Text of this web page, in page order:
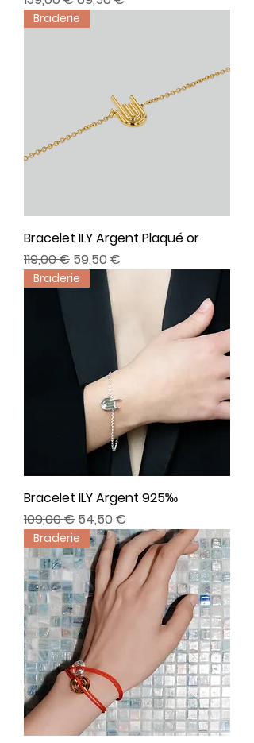
Braderie
Bracelet ILY Argent Plaqué or
Prix original
119,00 € Prix promotionnel
59,50 €
Braderie
Bracelet ILY Argent 925‰
Prix original
109,00 € Prix promotionnel
54,50 €
Braderie